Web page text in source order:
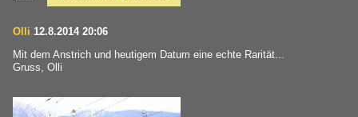
Olli 12.8.2014 20:06
Mit dem Anstrich und heutigem Datum eine echte Rarität...
Gruss, Olli